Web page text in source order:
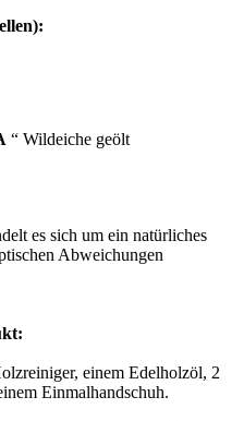
:
“ Wildeiche geölt
es sich um ein natürliches
Abweichungen
einem Edelholzöl, 2
Einmalhandschuh.